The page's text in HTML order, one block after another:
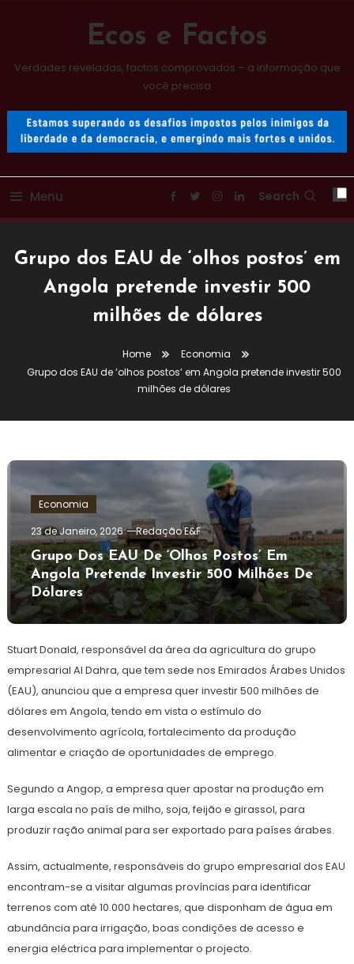
Ecos e Factos
Verdades reveladas, factos comprovados – a informação que
você precisa
Menu Search
Grupo dos EAU de ‘olhos postos’ em
Angola pretende investir 500
milhões de dólares
Home
Economia
Grupo dos EAU de ‘olhos postos’ em Angola pretende investir 500
milhões de dólares
Economia
23 de Janeiro, 2026
Redação E&F
Grupo Dos EAU De ‘olhos Postos’ Em
Angola Pretende Investir 500 Milhões De
Dólares
Stuart Donald, responsável da área da agricultura do grupo
empresarial Al Dahra, que tem sede nos Emirados Árabes Unidos
(EAU), anunciou que a empresa quer investir 500 milhões de
dólares em Angola, tendo em vista o estímulo do
desenvolvimento agrícola, fortalecimento da produção
alimentar e criação de oportunidades de emprego.
Segundo a Angop, a empresa quer apostar na produção em
larga escala no país de milho, soja, feijão e girassol, para
produzir ração animal para ser exportado para países árabes.
Assim, actualmente, responsáveis do grupo empresarial dos EAU
encontram-se a visitar algumas províncias para identificar
terrenos com até 10.000 hectares, que disponham de água em
abundância para irrigação, boas condições de acesso e
energia eléctrica para implementar o projecto.